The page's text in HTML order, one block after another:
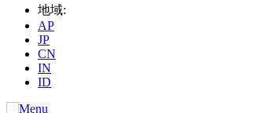
地域:
AP
JP
CN
IN
ID